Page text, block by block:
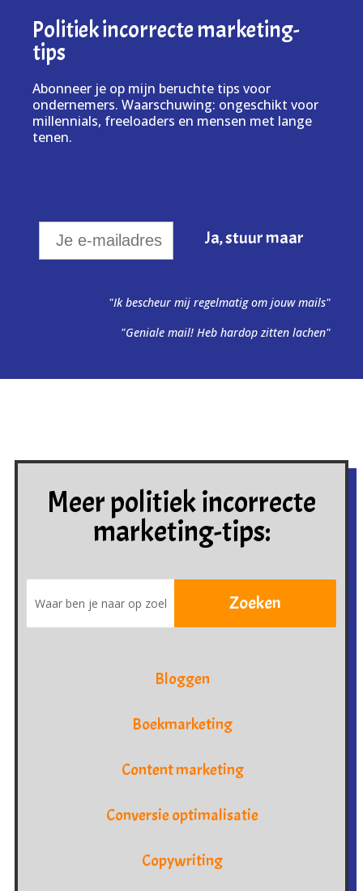
Politiek incorrecte marketing-
tips
Abonneer je op mijn beruchte tips voor
ondernemers. Waarschuwing: ongeschikt voor
millennials, freeloaders en mensen met lange
tenen.
"Ik bescheur mij regelmatig om jouw mails"
"Geniale mail! Heb hardop zitten lachen"
Meer politiek incorrecte
marketing-tips:
Bloggen
Boekmarketing
Content marketing
Conversie optimalisatie
Copywriting